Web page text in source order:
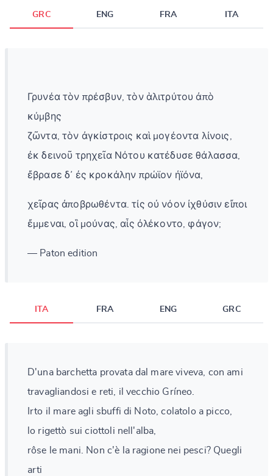
GRC ENG FRA ITA
Γρυνέα τὸν πρέσβυν, τὸν ἁλιτρύτου ἀπὸ
κύμβης
ζῶντα, τὸν ἀγκίστροις καὶ μογέοντα λίνοις,
ἐκ δεινοῦ τρηχεῖα Νότου κατέδυσε θάλασσα,
ἔβρασε δ᾽ ἐς κροκάλην πρώϊον ἠϊόνα,
χεῖρας ἀποβρωθέντα. τίς οὐ νόον ἰχθύσιν εἴποι
ἔμμεναι, οἳ μούνας, αἷς ὀλέκοντο, φάγον;
— Paton edition
ITA FRA ENG GRC
D'una barchetta provata dal mare viveva, con ami
travagliandosi e reti, il vecchio Gríneo.
Irto il mare agli sbuffi di Noto, colatolo a picco,
lo rigettò sui ciottoli nell'alba,
rôse le mani. Non c'è la ragione nei pesci? Quegli
arti